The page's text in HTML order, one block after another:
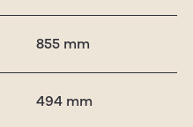
855 mm
494 mm